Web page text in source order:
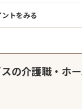
トをみる
の介護職・ホ